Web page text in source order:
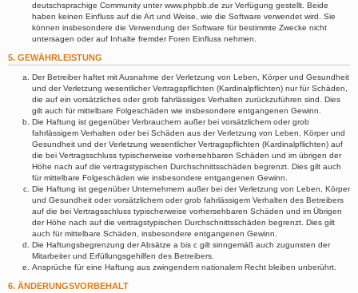
deutschsprachige Community unter www.phpbb.de zur Verfügung gestellt. Beide
haben keinen Einfluss auf die Art und Weise, wie die Software verwendet wird. Sie
können insbesondere die Verwendung der Software für bestimmte Zwecke nicht
untersagen oder auf Inhalte fremder Foren Einfluss nehmen.
5. GEWÄHRLEISTUNG
Der Betreiber haftet mit Ausnahme der Verletzung von Leben, Körper und Gesundheit
und der Verletzung wesentlicher Vertragspflichten (Kardinalpflichten) nur für Schäden,
die auf ein vorsätzliches oder grob fahrlässiges Verhalten zurückzuführen sind. Dies
gilt auch für mittelbare Folgeschäden wie insbesondere entgangenen Gewinn.
Die Haftung ist gegenüber Verbrauchern außer bei vorsätzlichem oder grob
fahrlässigem Verhalten oder bei Schäden aus der Verletzung von Leben, Körper und
Gesundheit und der Verletzung wesentlicher Vertragspflichten (Kardinalpflichten) auf
die bei Vertragsschluss typischerweise vorhersehbaren Schäden und im übrigen der
Höhe nach auf die vertragstypischen Durchschnittsschäden begrenzt. Dies gilt auch
für mittelbare Folgeschäden wie insbesondere entgangenen Gewinn.
Die Haftung ist gegenüber Unternehmern außer bei der Verletzung von Leben, Körper
und Gesundheit oder vorsätzlichem oder grob fahrlässigem Verhalten des Betreibers
auf die bei Vertragsschluss typischerweise vorhersehbaren Schäden und im Übrigen
der Höhe nach auf die vertragstypischen Durchschnittsschäden begrenzt. Dies gilt
auch für mittelbare Schäden, insbesondere entgangenen Gewinn.
Die Haftungsbegrenzung der Absätze a bis c gilt sinngemäß auch zugunsten der
Mitarbeiter und Erfüllungsgehilfen des Betreibers.
Ansprüche für eine Haftung aus zwingendem nationalem Recht bleiben unberührt.
6. ÄNDERUNGSVORBEHALT